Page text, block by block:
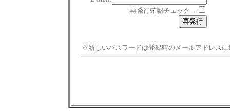
再発行確認チェック→
※新しいパスワードは登録時のメールアドレスに